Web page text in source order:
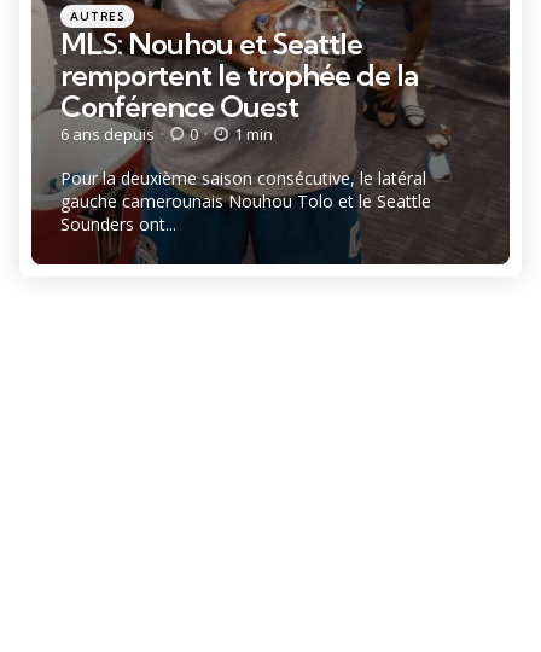
Catégories
Posté
dans
AUTRES
MLS: Nouhou et Seattle
remportent le trophée de la
Conférence Ouest
6 ans depuis 0 1 min
Pour la deuxième saison consécutive, le latéral
gauche camerounais Nouhou Tolo et le Seattle
Sounders ont...